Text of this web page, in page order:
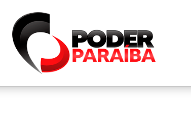
FALE CONOSCO